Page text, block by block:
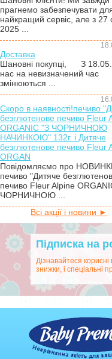
прагнемо забезпечувати
найкращий сервіс, але з 27
2025 ...
Доставка
Шановні покупці, З
нас на невизначений час
змінюються ...
Скоро в наявності!печиво
безглютенове печиво Fleur
ORGANIC "З ЧОРНИЧНОЮ
НАЧИНКОЮ" 132г. і Дитяче
безглютенове печиво Fleur
ORGAN
Повідомляємо про
печиво "Дитяче
печиво Fleur Alpine
ЧОРНИЧНОЮ ...
Всі акції і новини ►
Підписка на
Дізнавайтеся
знижки, і спеціальні